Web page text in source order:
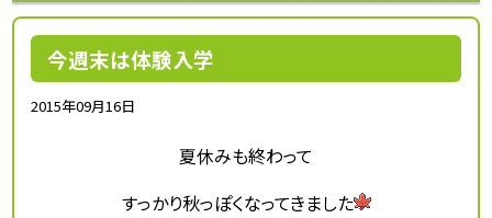
今週末は体験入学
2015年09月16日
夏休みも終わって
すっかり秋っぽくなってきました